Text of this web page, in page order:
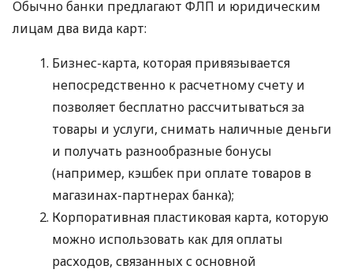
Обычно банки предлагают ФЛП и юридическим
лицам два вида карт:
Бизнес-карта, которая привязывается
непосредственно к расчетному счету и
позволяет бесплатно рассчитываться за
товары и услуги, снимать наличные деньги
и получать разнообразные бонусы
(например, кэшбек при оплате товаров в
магазинах-партнерах банка);
Корпоративная пластиковая карта, которую
можно использовать как для оплаты
расходов, связанных с основной